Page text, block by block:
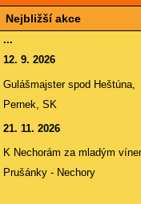
STARÝCH
Nejbližší akce
...
12. 9. 2026
Gulášmajster spod Heštúna,
Pernek, SK
21. 11. 2026
K Nechorám za mladým
Prušánky - Nechory